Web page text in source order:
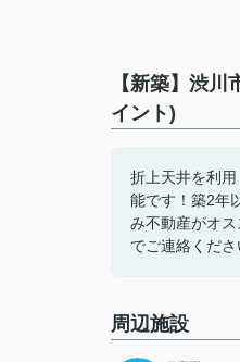
【新築】渋
イント)
折上天井を利
能です！築2年
み不動産がオ
でご連絡くだ
周辺施設